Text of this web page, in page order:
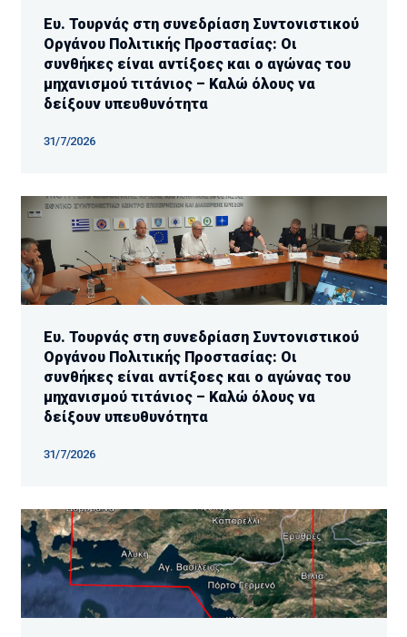
Ευ. Τουρνάς στη συνεδρίαση Συντονιστικού
Οργάνου Πολιτικής Προστασίας: Οι
συνθήκες είναι αντίξοες και ο αγώνας του
μηχανισμού τιτάνιος – Καλώ όλους να
δείξουν υπευθυνότητα
31/7/2026
Ευ. Τουρνάς στη συνεδρίαση Συντονιστικού
Οργάνου Πολιτικής Προστασίας: Οι
συνθήκες είναι αντίξοες και ο αγώνας του
μηχανισμού τιτάνιος – Καλώ όλους να
δείξουν υπευθυνότητα
31/7/2026